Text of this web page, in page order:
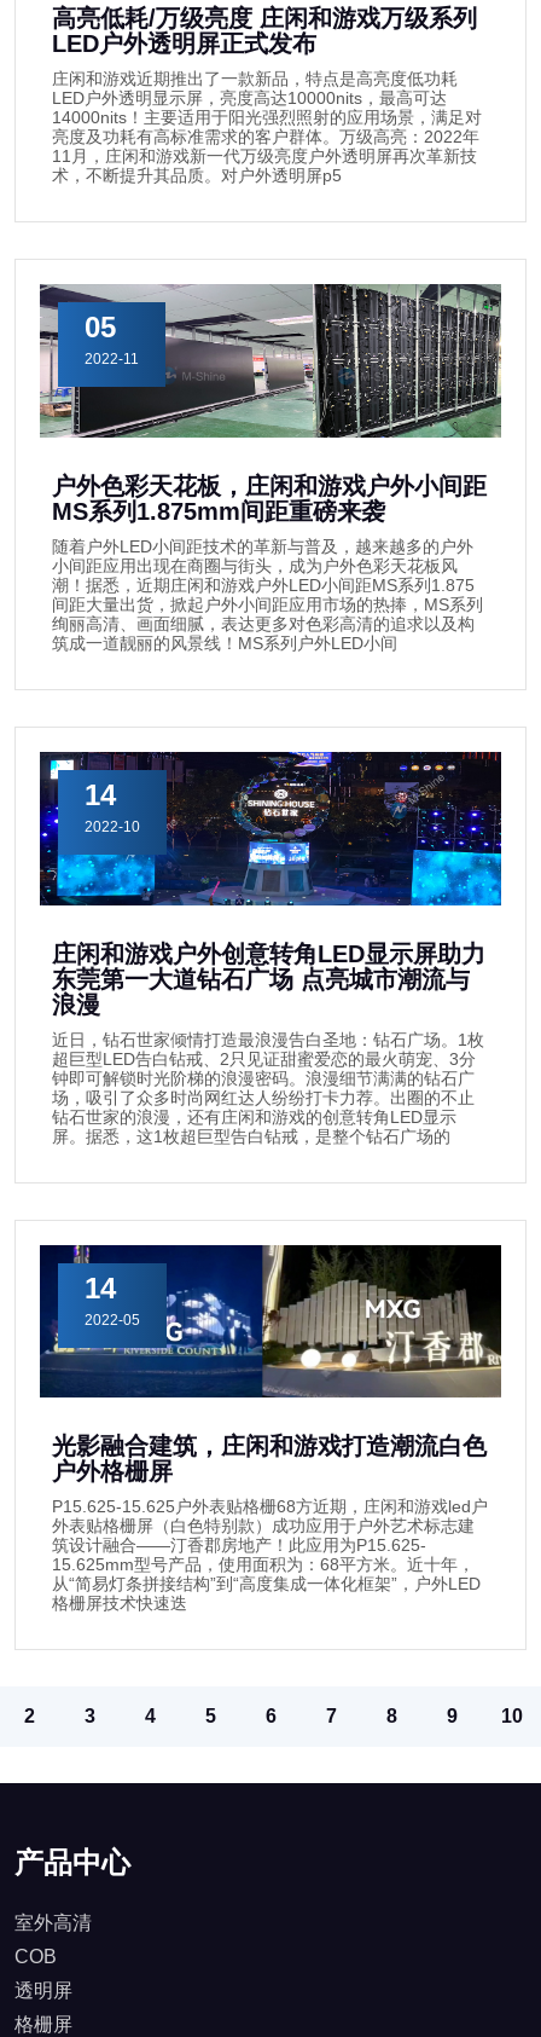
高亮低耗/万级亮度 庄闲和游戏万级系列
LED户外透明屏正式发布
庄闲和游戏近期推出了一款新品，特点是高亮度低功耗
LED户外透明显示屏，亮度高达10000nits，最高可达
14000nits！主要适用于阳光强烈照射的应用场景，满足对
亮度及功耗有高标准需求的客户群体。万级高亮：2022年
11月，庄闲和游戏新一代万级亮度户外透明屏再次革新技
术，不断提升其品质。对户外透明屏p5
05
2022-11
户外色彩天花板，庄闲和游戏户外小间距
MS系列1.875mm间距重磅来袭
随着户外LED小间距技术的革新与普及，越来越多的户外
小间距应用出现在商圈与街头，成为户外色彩天花板风
潮！据悉，近期庄闲和游戏户外LED小间距MS系列1.875
间距大量出货，掀起户外小间距应用市场的热捧，MS系列
绚丽高清、画面细腻，表达更多对色彩高清的追求以及构
筑成一道靓丽的风景线！MS系列户外LED小间
14
2022-10
庄闲和游戏户外创意转角LED显示屏助力
东莞第一大道钻石广场 点亮城市潮流与
浪漫
近日，钻石世家倾情打造最浪漫告白圣地：钻石广场。1枚
超巨型LED告白钻戒、2只见证甜蜜爱恋的最火萌宠、3分
钟即可解锁时光阶梯的浪漫密码。浪漫细节满满的钻石广
场，吸引了众多时尚网红达人纷纷打卡力荐。出圈的不止
钻石世家的浪漫，还有庄闲和游戏的创意转角LED显示
屏。据悉，这1枚超巨型告白钻戒，是整个钻石广场的
14
2022-05
光影融合建筑，庄闲和游戏打造潮流白色
户外格栅屏
P15.625-15.625户外表贴格栅68方近期，庄闲和游戏led户
外表贴格栅屏（白色特别款）成功应用于户外艺术标志建
筑设计融合——汀香郡房地产！此应用为P15.625-
15.625mm型号产品，使用面积为：68平方米。近十年，
从“简易灯条拼接结构”到“高度集成一体化框架”，户外LED
格栅屏技术快速迭
2 3 4 5 6 7 8 9 10
产品中心
室外高清
COB
透明屏
格栅屏